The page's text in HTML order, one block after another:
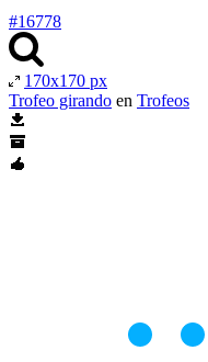
#16778
170x170 px
Trofeo girando en Trofeos